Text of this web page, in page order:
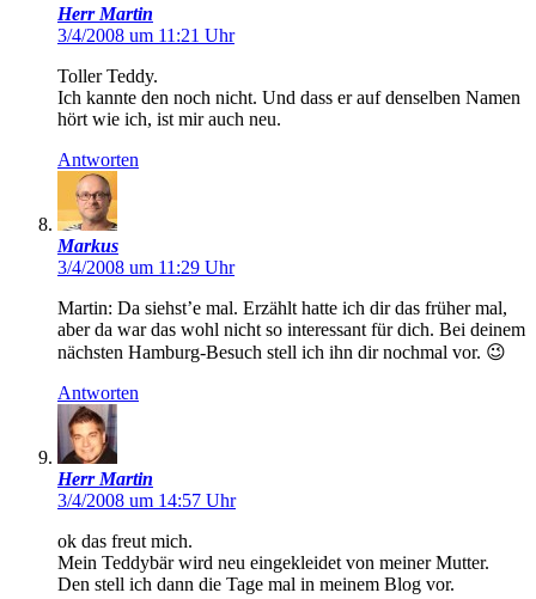
Herr Martin
3/4/2008 um 11:21 Uhr
Toller Teddy.
Ich kannte den noch nicht. Und dass er auf denselben Namen
hört wie ich, ist mir auch neu.
Antworten
Markus
3/4/2008 um 11:29 Uhr
Martin: Da siehst’e mal. Erzählt hatte ich dir das früher mal,
aber da war das wohl nicht so interessant für dich. Bei deinem
nächsten Hamburg-Besuch stell ich ihn dir nochmal vor. 😉
Antworten
Herr Martin
3/4/2008 um 14:57 Uhr
ok das freut mich.
Mein Teddybär wird neu eingekleidet von meiner Mutter.
Den stell ich dann die Tage mal in meinem Blog vor.